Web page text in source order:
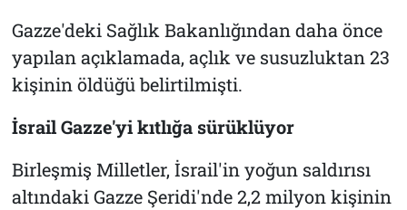
Gazze'deki Sağlık Bakanlığından daha önce
yapılan açıklamada, açlık ve susuzluktan 23
kişinin öldüğü belirtilmişti.
İsrail Gazze'yi kıtlığa sürüklüyor
Birleşmiş Milletler, İsrail'in yoğun saldırısı
altındaki Gazze Şeridi'nde 2,2 milyon kişinin